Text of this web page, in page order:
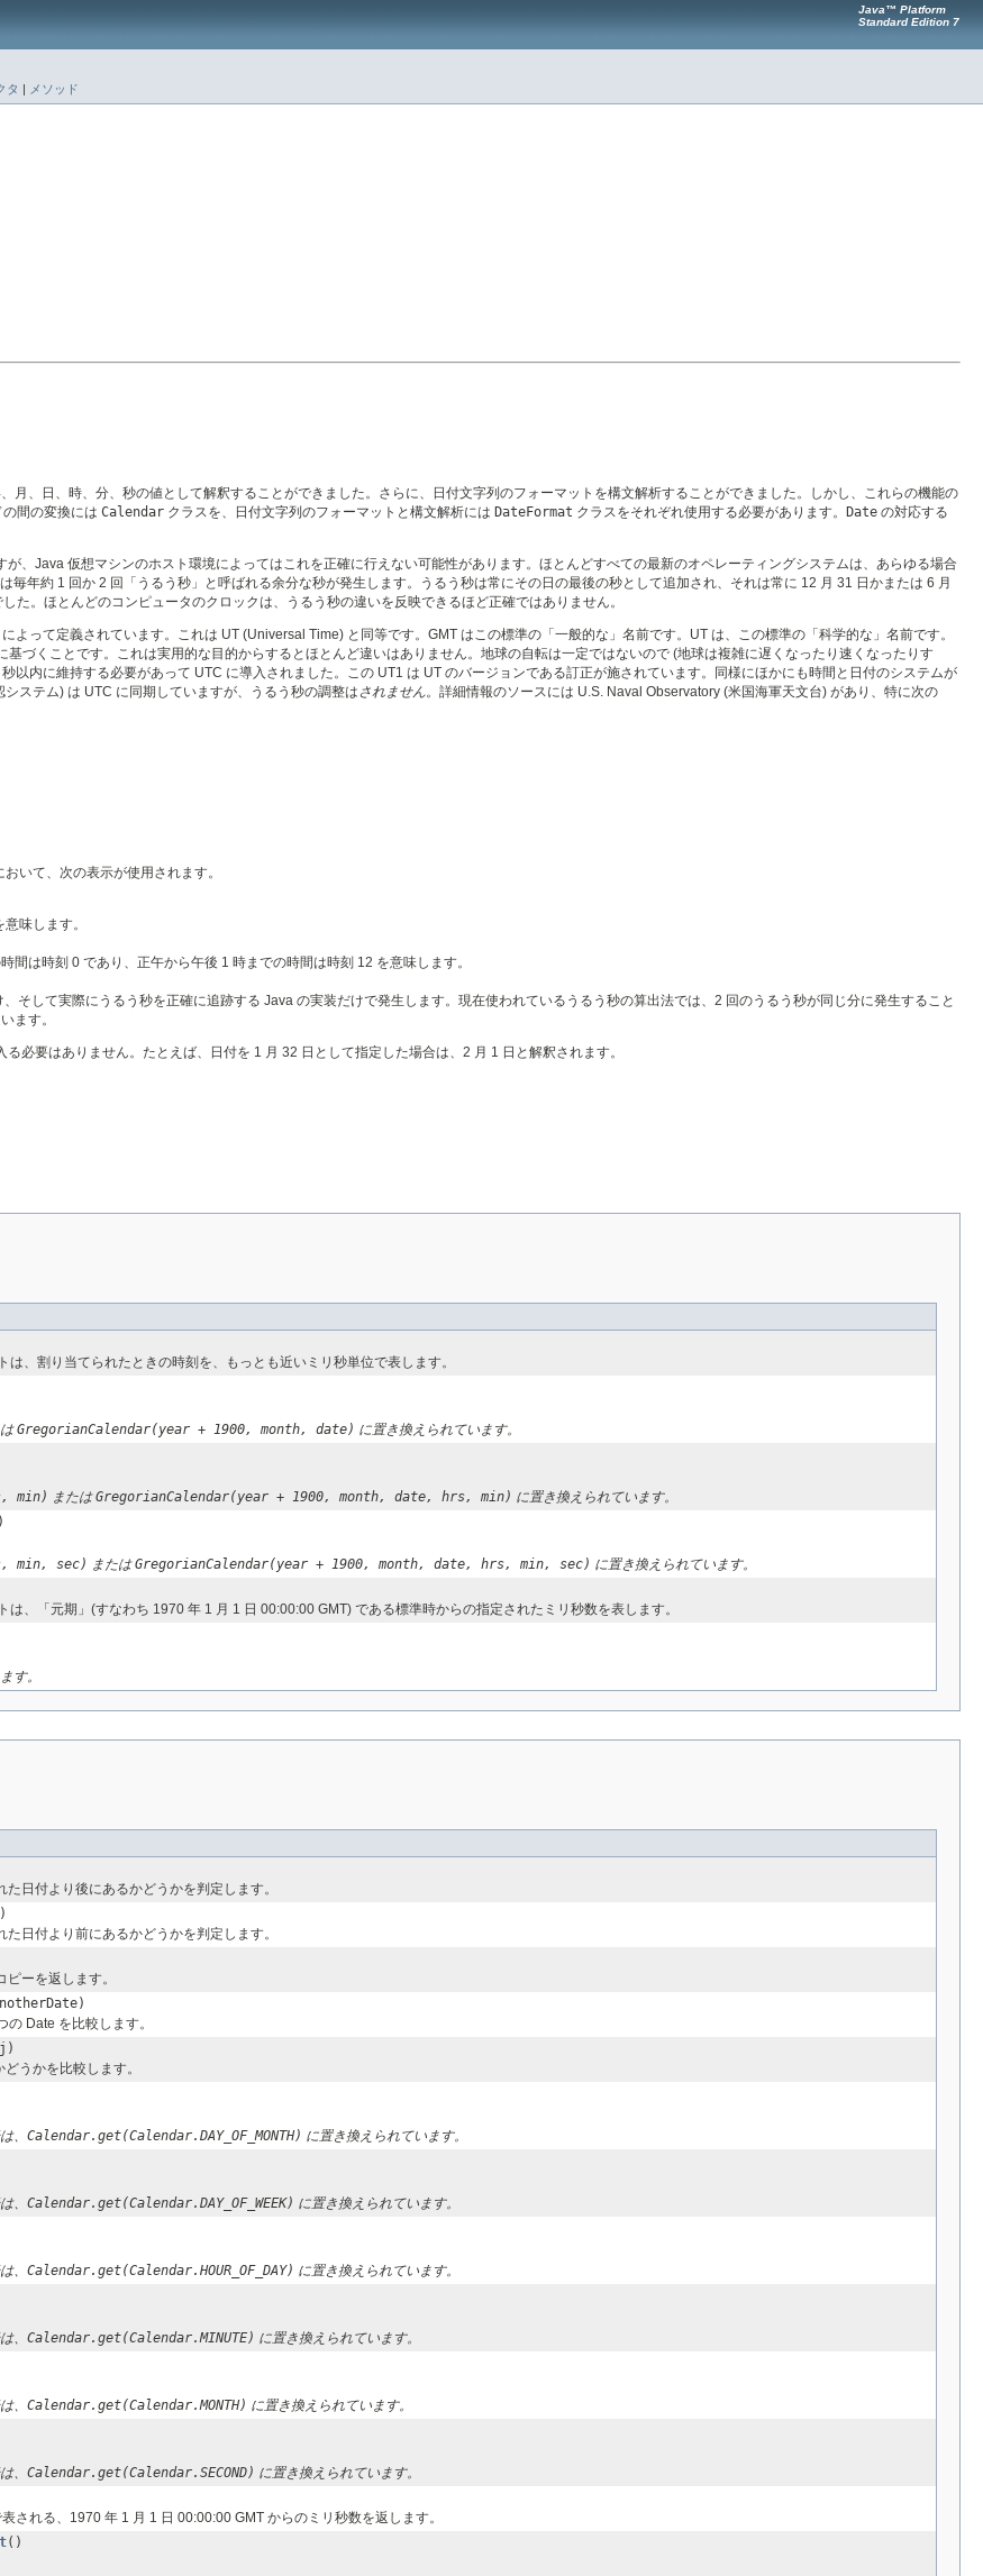
Java™ Platform
Standard Edition 7
タ | メソッド
月、日、時、分、秒の値として解釈することができました。さらに、日付文字列のフォーマットを構文解析することができました。しかし、これらの機能の
間の変換には Calendar クラスを、日付文字列のフォーマットと構文解析には DateFormat クラスをそれぞれ使用する必要があります。 Date の対応する
、Java 仮想マシンのホスト環境によってはこれを正確に行えない可能性があります。ほとんどすべての最新のオペレーティングシステムは、あらゆる場合
年約 1 回か 2 回「うるう秒」と呼ばれる余分な秒が発生します。うるう秒は常にその日の最後の秒として追加され、それは常に 12 月 31 日かまたは 6 月
。ほとんどのコンピュータのクロックは、うるう秒の違いを反映できるほど正確ではありません。
って定義されています。これは UT (Universal Time) と同等です。GMT はこの標準の「一般的な」名前です。UT は、この標準の「科学的な」名前です。
づくことです。これは実用的な目的からするとほとんど違いはありません。地球の自転は一定ではないので (地球は複雑に遅くなったり速くなったりす
以内に維持する必要があって UTC に導入されました。この UT1 は UT のバージョンである訂正が施されています。同様にほかにも時間と日付のシステムが
ステム) は UTC に同期していますが、うるう秒の調整はされません。詳細情報のソースには U.S. Naval Observatory (米国海軍天文台) があり、特に次の
いて、次の表示が使用されます。
味します。
は時刻 0 であり、正午から午後 1 時までの時間は時刻 12 を意味します。
そして実際にうるう秒を正確に追跡する Java の実装だけで発生します。現在使われているうるう秒の算出法では、2 回のうるう秒が同じ分に発生すること
ます。
必要はありません。たとえば、日付を 1 月 32 日として指定した場合は、2 月 1 日と解釈されます。
、割り当てられたときの時刻を、もっとも近いミリ秒単位で表します。
GregorianCalendar(year + 1900, month, date) に置き換えられています。
min) またはGregorianCalendar(year + 1900, month, date, hrs, min) に置き換えられています。
min, sec) またはGregorianCalendar(year + 1900, month, date, hrs, min, sec) に置き換えられています。
、「元期」(すなわち 1970 年 1 月 1 日 00:00:00 GMT) である標準時からの指定されたミリ秒数を表します。
す。
た日付より後にあるかどうかを判定します。
た日付より前にあるかどうかを判定します。
ーを返します。
の Date を比較します。
うかを比較します。
、 Calendar.get(Calendar.DAY_OF_MONTH) に置き換えられています。
、 Calendar.get(Calendar.DAY_OF_WEEK) に置き換えられています。
、 Calendar.get(Calendar.HOUR_OF_DAY) に置き換えられています。
、 Calendar.get(Calendar.MINUTE) に置き換えられています。
、 Calendar.get(Calendar.MONTH) に置き換えられています。
、 Calendar.get(Calendar.SECOND) に置き換えられています。
される、1970 年 1 月 1 日 00:00:00 GMT からのミリ秒数を返します。
()